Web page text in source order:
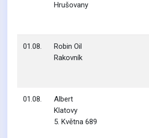
Hrušovany
01.08.
Robin Oil
Rakovník
01.08.
Albert
Klatovy
5. Května 689